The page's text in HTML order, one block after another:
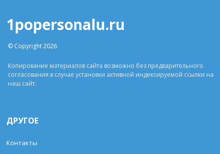
1popersonalu.ru
© Copyright 2026
Копирование материалов сайта возможно без предварительного
согласования в случае установки активной индексируемой ссылки на
наш сайт.
ДРУГОЕ
Контакты